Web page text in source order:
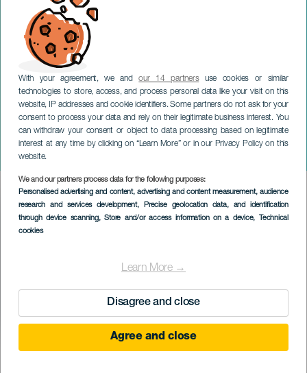
With your agreement, we andour 14 partnersuse cookies or similar
technologies to store, access, and process personal data like your visit on this
website, IP addresses and cookie identifiers. Some partners do not ask for your
consent to process your data and rely on their legitimate business interest. You
can withdraw your consent or object to data processing based on legitimate
interest at any time by clicking on “Learn More” or in our Privacy Policy on this
website.
We and our partners process data for the following purposes:
Personalised advertising and content, advertising and content measurement, audience
research and services development, Precise geolocation data, and identification
through device scanning, Store and/or access information on a device, Technical
cookies
Learn More →
Disagree and close
Agree and close
Gran Canaria Walking
Festival
GRAN CANARIA
Imagen
Listado
15 to 18 October